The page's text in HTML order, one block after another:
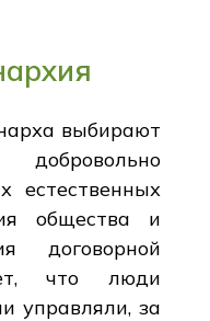
выбирают
естественных
общества и
договорной
что люди
управляли, за